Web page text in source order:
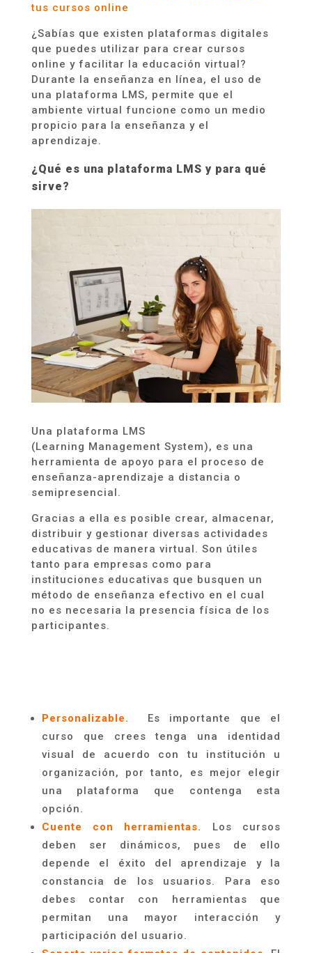
tus cursos online
¿Sabías que existen plataformas digitales
que puedes utilizar para crear cursos
online y facilitar la educación virtual?
Durante la enseñanza en línea, el uso de
una plataforma LMS, permite que el
ambiente virtual funcione como un medio
propicio para la enseñanza y el
aprendizaje.
¿Qué es una plataforma LMS y para qué
sirve?
Una plataforma LMS
(Learning Management System), es una
herramienta de apoyo para el proceso de
enseñanza-aprendizaje a distancia o
semipresencial.
Gracias a ella es posible crear, almacenar,
distribuir y gestionar diversas actividades
educativas de manera virtual. Son útiles
tanto para empresas como para
instituciones educativas que busquen un
método de enseñanza efectivo en el cual
no es necesaria la presencia física de los
participantes.
Personalizable.
Es importante que el
curso que crees tenga una identidad
visual de acuerdo con tu institución u
organización, por tanto, es mejor elegir
una plataforma que contenga esta
opción.
Cuente con herramientas.
Los cursos
deben ser dinámicos, pues de ello
depende el éxito del aprendizaje y la
constancia de los usuarios. Para eso
debes contar con herramientas que
permitan una mayor interacción y
participación del usuario.